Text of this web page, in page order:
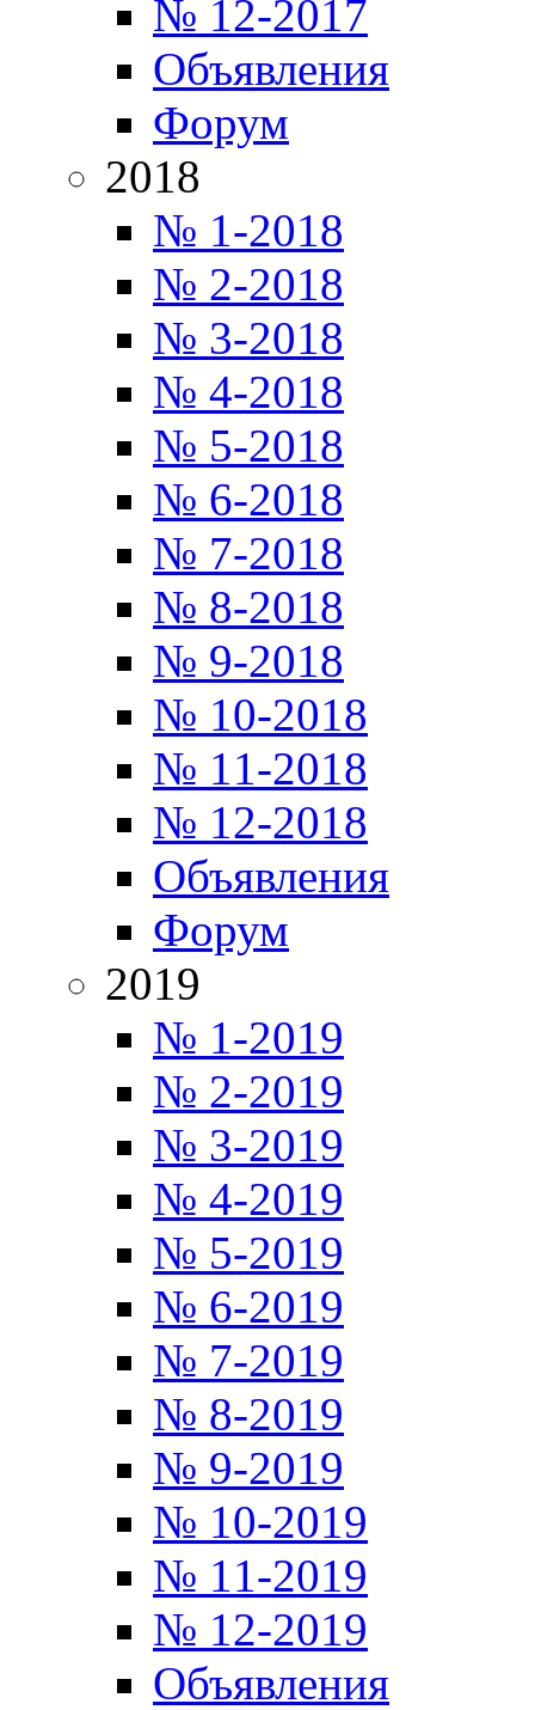
№ 12-2017
Объявления
Форум
2018
№ 1-2018
№ 2-2018
№ 3-2018
№ 4-2018
№ 5-2018
№ 6-2018
№ 7-2018
№ 8-2018
№ 9-2018
№ 10-2018
№ 11-2018
№ 12-2018
Объявления
Форум
2019
№ 1-2019
№ 2-2019
№ 3-2019
№ 4-2019
№ 5-2019
№ 6-2019
№ 7-2019
№ 8-2019
№ 9-2019
№ 10-2019
№ 11-2019
№ 12-2019
Объявления